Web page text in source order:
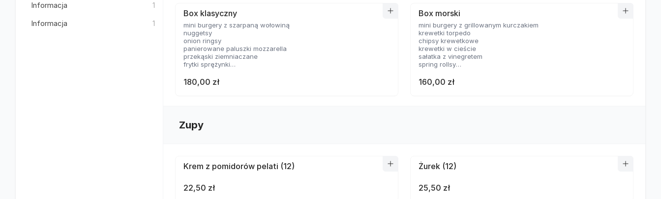
Informacja 1
Informacja 1
Box klasyczny
mini burgery z szarpaną wołowiną
nuggetsy
onion ringsy
panierowane paluszki mozzarella
przekąski ziemniaczane
frytki sprężynki
skrzydełka panierowane
2 rodzaje sosów
180,00 zł
Box morski
mini burgery z grillowanym kurczakiem
krewetki torpedo
chipsy krewetkowe
krewetki w cieście
sałatka z vinegretem
spring rollsy
160,00 zł
Zupy
Krem z pomidorów pelati (12)
22,50 zł
Żurek (12)
25,50 zł